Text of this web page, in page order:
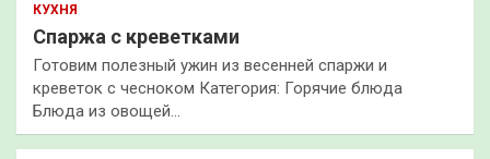
КУХНЯ
Спаржа с креветками
Готовим полезный ужин из весенней спаржи и
креветок с чесноком Категория: Горячие блюда
Блюда из овощей…